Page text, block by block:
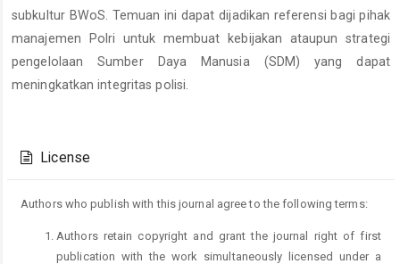
subkultur BWoS. Temuan ini dapat dijadikan referensi bagi pihak
manajemen Polri untuk membuat kebijakan ataupun strategi
pengelolaan Sumber Daya Manusia (SDM) yang dapat
meningkatkan integritas polisi.
Details
License
Authors who publish with this journal agree to the following terms:
Authors retain copyright and grant the journal right of first
publication with the work simultaneously licensed under a